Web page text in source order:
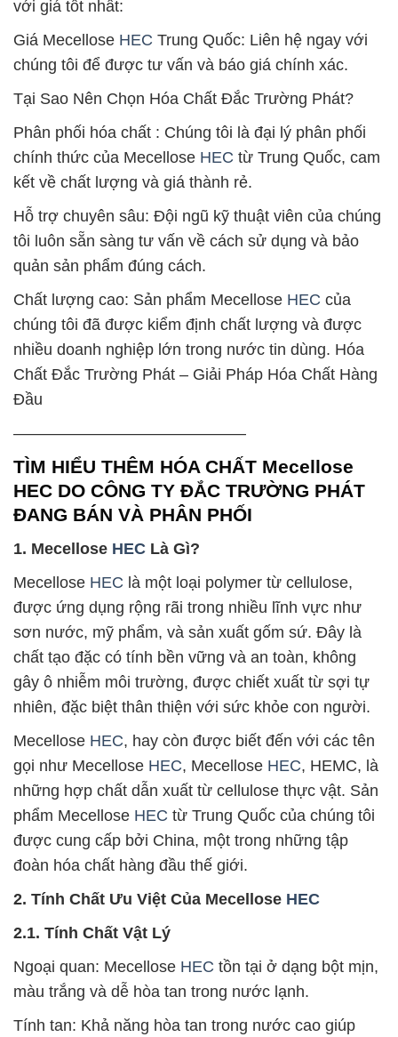
với giá tốt nhất:
Giá Mecellose HEC Trung Quốc: Liên hệ ngay với
chúng tôi để được tư vấn và báo giá chính xác.
Tại Sao Nên Chọn Hóa Chất Đắc Trường Phát?
Phân phối hóa chất : Chúng tôi là đại lý phân phối
chính thức của Mecellose HEC từ Trung Quốc, cam
kết về chất lượng và giá thành rẻ.
Hỗ trợ chuyên sâu: Đội ngũ kỹ thuật viên của chúng
tôi luôn sẵn sàng tư vấn về cách sử dụng và bảo
quản sản phẩm đúng cách.
Chất lượng cao: Sản phẩm Mecellose HEC của
chúng tôi đã được kiểm định chất lượng và được
nhiều doanh nghiệp lớn trong nước tin dùng. Hóa
Chất Đắc Trường Phát – Giải Pháp Hóa Chất Hàng
Đầu
——————————————–
TÌM HIỂU THÊM HÓA CHẤT Mecellose
HEC DO CÔNG TY ĐẮC TRƯỜNG PHÁT
ĐANG BÁN VÀ PHÂN PHỐI
1. Mecellose HEC Là Gì?
Mecellose HEC là một loại polymer từ cellulose,
được ứng dụng rộng rãi trong nhiều lĩnh vực như
sơn nước, mỹ phẩm, và sản xuất gốm sứ. Đây là
chất tạo đặc có tính bền vững và an toàn, không
gây ô nhiễm môi trường, được chiết xuất từ sợi tự
nhiên, đặc biệt thân thiện với sức khỏe con người.
Mecellose HEC, hay còn được biết đến với các tên
gọi như Mecellose HEC, Mecellose HEC, HEMC, là
những hợp chất dẫn xuất từ cellulose thực vật. Sản
phẩm Mecellose HEC từ Trung Quốc của chúng tôi
được cung cấp bởi China, một trong những tập
đoàn hóa chất hàng đầu thế giới.
2. Tính Chất Ưu Việt Của Mecellose HEC
2.1. Tính Chất Vật Lý
Ngoại quan: Mecellose HEC tồn tại ở dạng bột mịn,
màu trắng và dễ hòa tan trong nước lạnh.
Tính tan: Khả năng hòa tan trong nước cao giúp